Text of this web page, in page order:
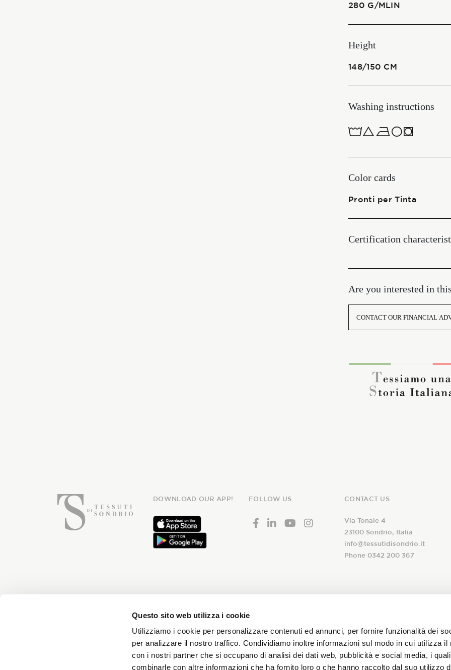
Questo sito web utilizza i cookie
Utilizziamo i cookie per personalizzare contenuti ed annunci, per fornire funzionalità dei
per analizzare il nostro traffico. Condividiamo inoltre informazioni sul modo in cui utilizza il
con i nostri partner che si occupano di analisi dei dati web, pubblicità e social media, i
combinarle con altre informazioni che ha fornito loro o che hanno raccolto dal suo utilizzo
280 G/MLIN
Height
148/150 CM
Washing instructions
1ucQJ
Color cards
Pronti per Tinta
Certification
Are you interested in
CONTACT OUR FINANCIAL
DOWNLOAD OUR APP! FOLLOW US CONTACT US
Via Tonale 4
23100 Sondrio, Italia
info@tessutidisondrio.it
Phone 0342 200 367
Subscribe to our
newsletter!
You will receive news every month and promotions on our fabrics!
I declare that I have read
consent to the treatment
subscription to the Tessuti
Start together
CONTACT US